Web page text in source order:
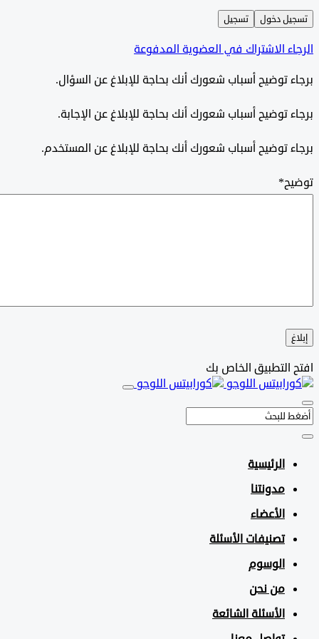
دخول تسجيل
الاشتراك في العضوية المدفوعة
توضيح أسباب شعورك أنك بحاجة للإبلاغ عن السؤال.
توضيح أسباب شعورك أنك بحاجة للإبلاغ عن الإجابة.
توضيح أسباب شعورك أنك بحاجة للإبلاغ عن المستخدم.
*
التطبيق الخاص بك
الرئيسية
مدونتنا
الأعضاء
تصنيفات الأسئلة
الوسوم
من نحن
الأسئلة الشائعة